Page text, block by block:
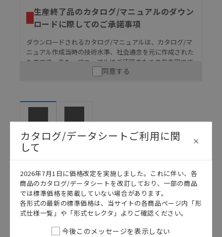
生産終了品のカタログ/マニュアルのダウン
ロードに際してのご承諾事項
ダウンロードされるカタログ/マニュアルは、カタログ/マ
ニュアル作成当時の技術水準、社会通念を元に作成された
ものです。また、マニュアルはご使用のための参考用です
ので、ご使用にあたっての安全性については十分にご配慮
うな用途に使用される場合には、システム全体として
体の中で意図した用途に対して適切に配電・設置され
ていることを、必ず事前に確認してください。
ン事例は参考用ですので、ご採用に際しては機器・装
置の機能や安全性をご確認のうえご使用ください。・
商品に接続される推奨機器等、現在では入手困難なも
のもそのまま記載しています。・誤字、脱字が含まれ
ている可能性がありますがご容赦ください。
記載されているサービス内容や連絡先等は作成当時の
同意する
日本語 English
カタログ/データシートご利用に関
して
2026年7月1日に価格改定を実施しました。これに伴い、各
商品のカタログ/データシートを改訂しており、一部の商品
では標準価格を掲載していない場合があります。
各形式の最新の標準価格は、当サイトの各商品ページ内「形
式仕様一覧」や「形式セレクタ」よりご確認ください。
今後このメッセージを表示しない